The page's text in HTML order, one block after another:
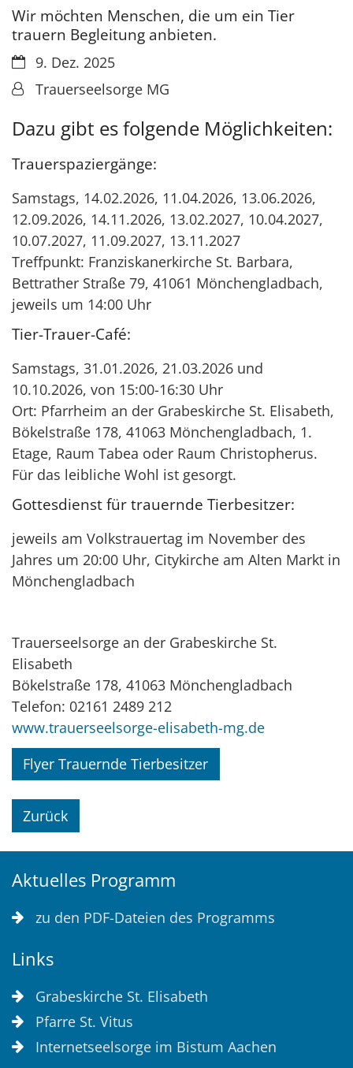
Wir möchten Menschen, die um ein Tier
trauern Begleitung anbieten.
Datum:9. Dez. 2025
Von:Trauerseelsorge MG
Dazu gibt es folgende Möglichkeiten:
Trauerspaziergänge:
Samstags, 14.02.2026, 11.04.2026, 13.06.2026,
12.09.2026, 14.11.2026, 13.02.2027, 10.04.2027,
10.07.2027, 11.09.2027, 13.11.2027
Treffpunkt: Franziskanerkirche St. Barbara,
Bettrather Straße 79, 41061 Mönchengladbach,
jeweils um 14:00 Uhr
Tier-Trauer-Café:
Samstags, 31.01.2026, 21.03.2026 und
10.10.2026, von 15:00-16:30 Uhr
Ort: Pfarrheim an der Grabeskirche St. Elisabeth,
Bökelstraße 178, 41063 Mönchengladbach, 1.
Etage, Raum Tabea oder Raum Christopherus.
Für das leibliche Wohl ist gesorgt.
Gottesdienst für trauernde Tierbesitzer:
jeweils am Volkstrauertag im November des
Jahres um 20:00 Uhr, Citykirche am Alten Markt in
Mönchengladbach
Trauerseelsorge an der Grabeskirche St.
Elisabeth
Bökelstraße 178, 41063 Mönchengladbach
Telefon: 02161 2489 212
www.trauerseelsorge-elisabeth-mg.de
Flyer Trauernde Tierbesitzer
Zurück
Aktuelles Programm
zu den PDF-Dateien des Programms
Links
Grabeskirche St. Elisabeth
Pfarre St. Vitus
Internetseelsorge im Bistum Aachen